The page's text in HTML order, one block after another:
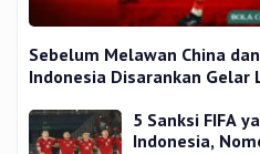
Sebelum Melawan China
Indonesia Disarankan Gelar
5 Sanksi FIFA
Indonesia,